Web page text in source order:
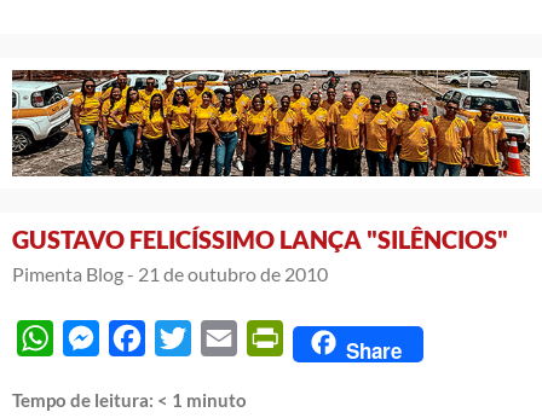
GUSTAVO FELICÍSSIMO LANÇA "SILÊNCIOS"
Pimenta Blog - 21 de outubro de 2010
WhatsAppMessengerFacebook
Twitter Email PrintFriendly
Share
Tempo de leitura: < 1 minuto